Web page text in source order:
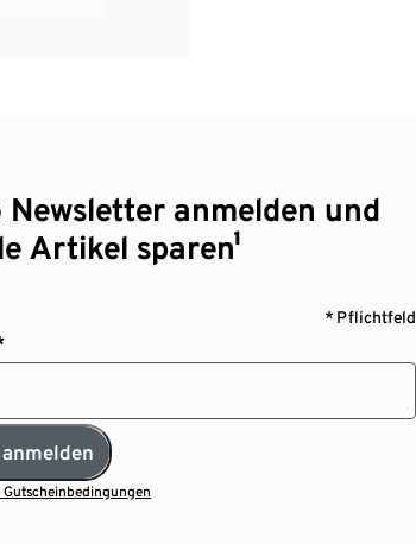
Newsletter anmelden und
Artikel sparen¹
* Pflichtfeld
Gutscheinbedingungen